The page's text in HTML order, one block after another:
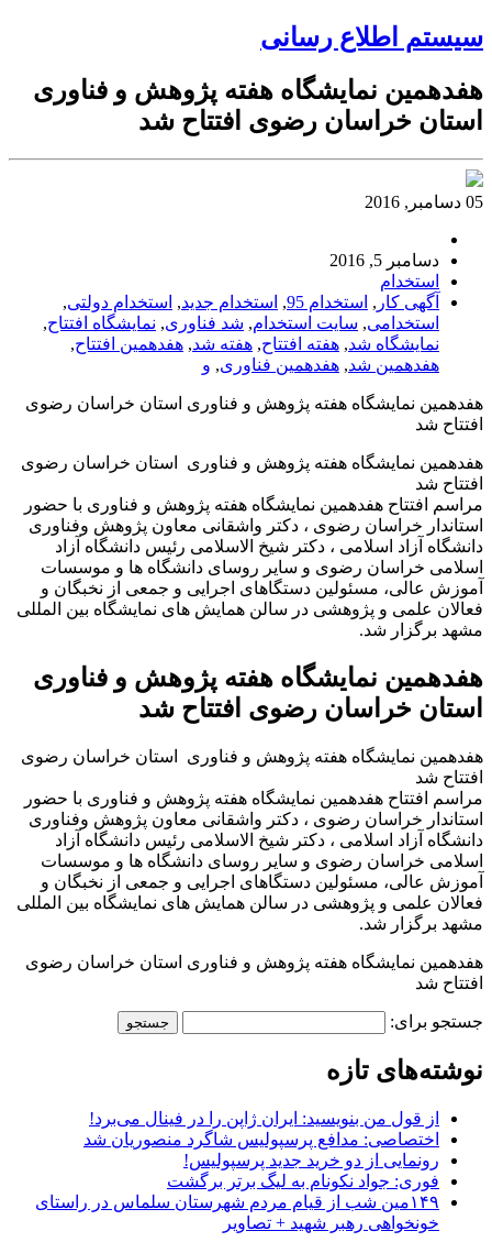
سیستم اطلاع رسانی
هفدهمین نمایشگاه هفته پژوهش و فناوری
استان خراسان رضوی افتتاح شد
05 دسامبر, 2016
دسامبر 5, 2016
استخدام
آگهی کار , استخدام 95 , استخدام جدید, استخدام دولتی,
استخدامی, سایت استخدام, شد فناوری, نمایشگاه افتتاح,
نمایشگاه شد, هفته افتتاح, هفته شد, هفدهمین افتتاح,
هفدهمین شد, هفدهمین فناوری, و
هفدهمین نمایشگاه هفته پژوهش و فناوری استان خراسان رضوی
افتتاح شد
هفدهمین نمایشگاه هفته پژوهش و فناوری استان خراسان رضوی
افتتاح شد
مراسم افتتاح هفدهمین نمایشگاه هفته پژوهش و فناوری با حضور
استاندار خراسان رضوی ، دکتر واشقانی معاون پژوهش وفناوری
دانشگاه آزاد اسلامی ، دکتر شیخ الاسلامی رئیس دانشگاه آزاد
اسلامی خراسان رضوی و سایر روسای دانشگاه ها و موسسات
آموزش عالی، مسئولین دستگاهای اجرایی و جمعی از نخبگان و
فعالان علمی و پژوهشی در سالن همایش های نمایشگاه بین المللی
مشهد برگزار شد.
هفدهمین نمایشگاه هفته پژوهش و فناوری
استان خراسان رضوی افتتاح شد
هفدهمین نمایشگاه هفته پژوهش و فناوری استان خراسان رضوی
افتتاح شد
مراسم افتتاح هفدهمین نمایشگاه هفته پژوهش و فناوری با حضور
استاندار خراسان رضوی ، دکتر واشقانی معاون پژوهش وفناوری
دانشگاه آزاد اسلامی ، دکتر شیخ الاسلامی رئیس دانشگاه آزاد
اسلامی خراسان رضوی و سایر روسای دانشگاه ها و موسسات
آموزش عالی، مسئولین دستگاهای اجرایی و جمعی از نخبگان و
فعالان علمی و پژوهشی در سالن همایش های نمایشگاه بین المللی
مشهد برگزار شد.
هفدهمین نمایشگاه هفته پژوهش و فناوری استان خراسان رضوی
افتتاح شد
جستجو برای:
نوشته‌های تازه
از قول من بنویسید: ایران ژاپن را در فینال می‌برد!
اختصاصی: مدافع پرسپولیس شاگرد منصوریان شد
رونمایی از دو خرید جدید پرسپولیس!
فوری: جواد نکونام به لیگ برتر برگشت
۱۴۹مین شب از قیام مردم شهرستان سلماس در راستای
خونخواهی رهبر شهید + تصاویر